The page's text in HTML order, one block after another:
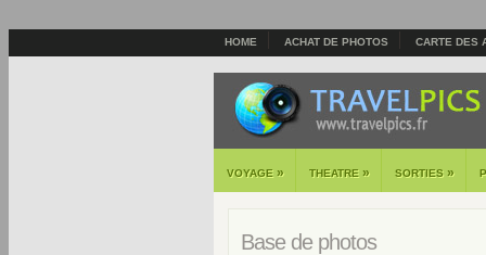
HOME ACHAT DE PHOTOS CARTE DES
VOYAGE » THEATRE » SORTIES »
Base de photos